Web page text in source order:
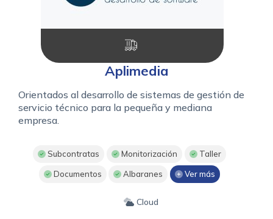
Aplimedia
Orientados al desarrollo de sistemas de gestión de
servicio técnico para la pequeña y mediana
empresa.
Subcontratas Monitorización Taller
Documentos Albaranes Ver más
Cloud